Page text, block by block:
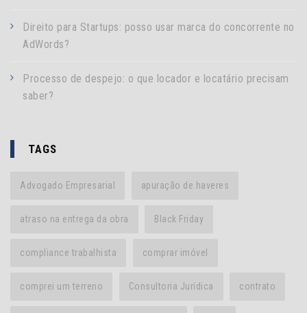
Direito para Startups: posso usar marca do concorrente no
AdWords?
Processo de despejo: o que locador e locatário precisam
saber?
TAGS
Advogado Empresarial apuração de haveres
atraso na entrega da obra Black Friday
compliance trabalhista comprar imóvel
comprei um terreno Consultoria Jurídica contrato